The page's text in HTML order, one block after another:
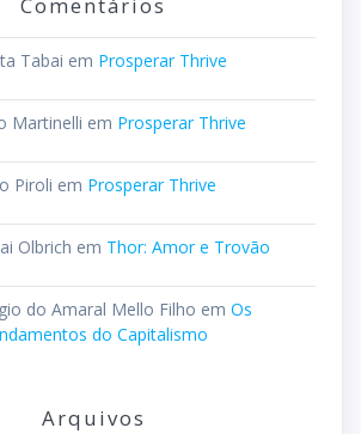
Tabai em Prosperar Thrive
Martinelli em Prosperar Thrive
Piroli em Prosperar Thrive
Olbrich em Thor: Amor e Trovão
do Amaral Mello Filho em Os
do Capitalismo
Arquivos